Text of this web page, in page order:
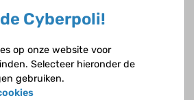
bloedverlies is onze voorkeur
de pil toch nog HMB optreden,
worden. Als meisjes (nog)
we het menstrueel bloedverlies
Haemate-P®.
Cyberpoli!
op onze website voor
Selecteer hieronder de
gebruiken.